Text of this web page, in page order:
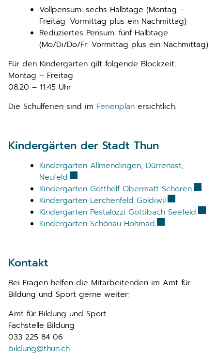
Vollpensum: sechs Halbtage (Montag –
Freitag: Vormittag plus ein Nachmittag)
Reduziertes Pensum: fünf Halbtage
(Mo/Di/Do/Fr: Vormittag plus ein Nachmittag)
Für den Kindergarten gilt folgende Blockzeit:
Montag – Freitag
08.20 – 11.45 Uhr
Die Schulferien sind im Ferienplan ersichtlich.
Kindergärten der Stadt Thun
Kindergarten Allmendingen, Dürrenast,
Neufeld Externer Link wird in einem neuen
Kindergarten Gotthelf Obermatt Schoren
Kindergarten Lerchenfeld GoldiwilExterner
Kindergarten Pestalozzi Göttibach Seefeld
Kindergarten Schönau Hohmad Externer Link
Kontakt
Bei Fragen helfen die Mitarbeitenden im Amt für
Bildung und Sport gerne weiter:
Amt für Bildung und Sport
Fachstelle Bildung
033 225 84 06
bildung@thun.ch